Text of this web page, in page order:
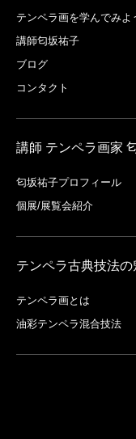
テンペラ画を学んでみよ
講師匂坂祐子
ブログ
コンタクト
講師 テンペラ画家
匂坂祐子プロフィール
個展/展覧会紹介
テンペラ古典技法の
テンペラ画とは
油彩テンペラ混合技法